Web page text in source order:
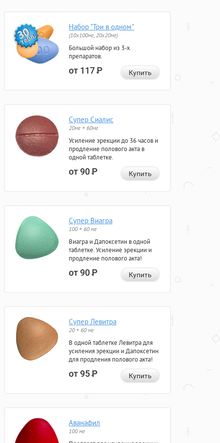
Набор "Три в одном"
(10x100мг, 20x20мг)
Большой набор из 3-х
препаратов.
от 117Р Купить
Супер Сиалис
20мг + 60мг
Усиление эрекции до 36 часов и
продление полового акта в
одной таблетке.
от 90Р Купить
Супер Виагра
100 + 60 мг
Виагра и Дапоксетин в одной
таблетке. Усиление эрекции и
продление полового акта!
от 90Р Купить
Супер Левитра
20 + 60 мг
В одной таблетке Левитра для
усиления эрекции и Дапоксетин
для продления полового акта!
от 95Р Купить
Аванафил
100 мг